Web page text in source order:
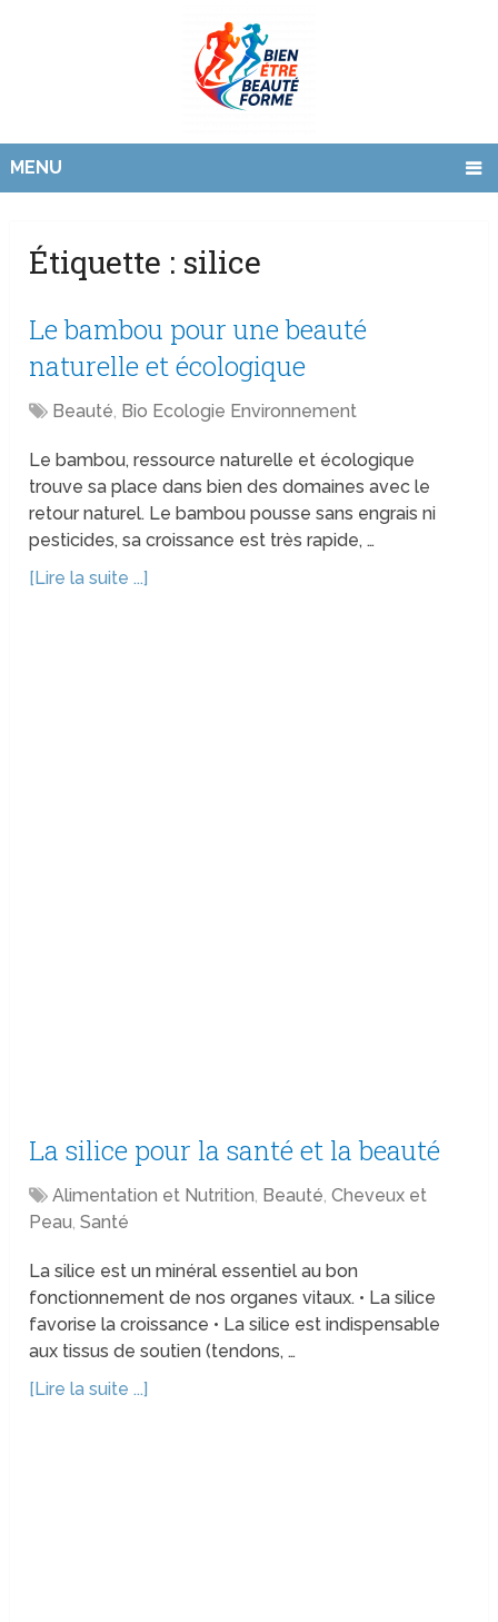
MENU
Étiquette : silice
Le bambou pour une beauté
naturelle et écologique
Beauté, Bio Ecologie Environnement
Le bambou, ressource naturelle et écologique
trouve sa place dans bien des domaines avec le
retour naturel. Le bambou pousse sans engrais ni
pesticides, sa croissance est très rapide, …
[Lire la suite ...]
La silice pour la santé et la beauté
Alimentation et Nutrition, Beauté,Cheveux et
Peau,Santé
La silice est un minéral essentiel au bon
fonctionnement de nos organes vitaux. • La silice
favorise la croissance • La silice est indispensable
aux tissus de soutien (tendons, …
[Lire la suite ...]